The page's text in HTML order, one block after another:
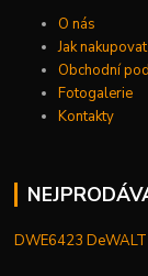
O nás
Jak nakupovat
Obchodní
Fotogalerie
Kontakty
DWE6423